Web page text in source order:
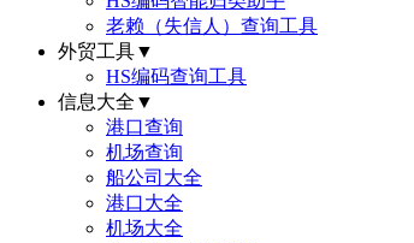
老赖（失信人）查询工具
外贸工具▼
HS编码查询工具
信息大全 ▼
港口查询
机场查询
船公司大全
港口大全
机场大全